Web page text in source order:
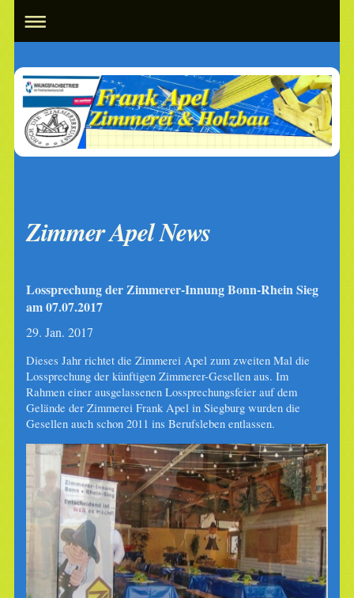
Zimmer Apel News
Lossprechung der Zimmerer-Innung Bonn-Rhein Sieg
am 07.07.2017
29. Jan. 2017
Dieses Jahr richtet die Zimmerei Apelzum zweiten Mal die
Lossprechung der künftigen Zimmerer-Gesellen aus. Im
Rahmen einer ausgelassenen Lossprechungsfeier auf dem
Gelände der Zimmerei Frank Apelin Siegburg wurden die
Gesellen auch schon 2011 ins Berufsleben entlassen.